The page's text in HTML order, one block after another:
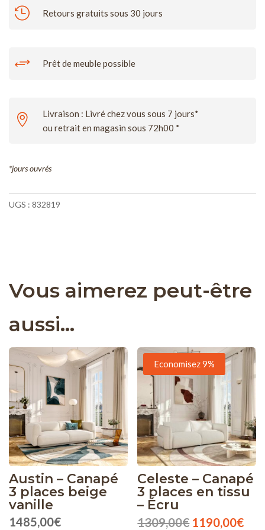
 Retours gratuits sous 30 jours
+ Prêt de meuble possible

Livraison : Livré chez vous sous 7 jours*
ou retrait en magasin sous 72h00 *
*jours ouvrés
UGS : 832819
Vous aimerez peut-être
aussi…
Austin – Canapé
3 places beige
vanille
1485,00€
Economisez 9%
Celeste – Canapé
3 places en tissu
– Écru
1309,00€ Le
1190,00€Le